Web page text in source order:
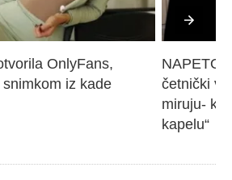
OnlyFans,
iz kade
NAPETO
četnički
miruju-
kapelu“